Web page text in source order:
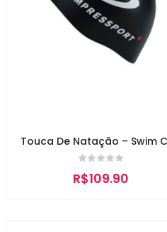
Touca De Natação – Swim
R$109.90